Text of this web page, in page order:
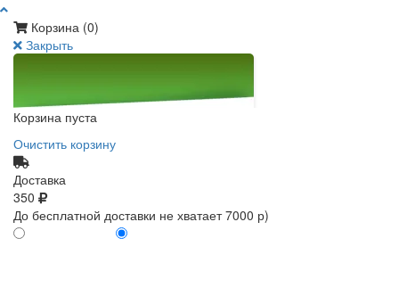
Корзина (0)
Закрыть
Корзина пуста
Очистить корзину
Доставка
350
До бесплатной доставки не хватает 7000 р)